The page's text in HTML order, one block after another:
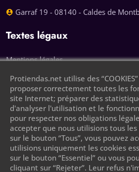
Garraf 19 - 08140 - Caldes de
Textes légaux
Mentions légales
Politique de confidentialité
Politique des cookies
Laissez votre numéro de
vous appellerons
Protiendas.net utilise des
proposer correctement toutes les
site Internet; préparer des
d'analyser l'utilisation et le
pour respecter nos obligations
accepter que nous utilisions tous
sur le bouton “Tous”, vous pouvez
utilisions uniquement les cookies
sur le bouton “Essentiel” ou vous
cliquant sur “Rejeter”. Leur refus